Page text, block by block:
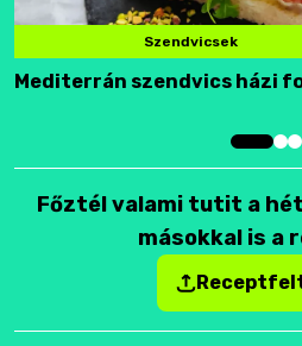
Szendvicsek
Mediterrán szendvics házi
Főztél valami tutit a
másokkal is a